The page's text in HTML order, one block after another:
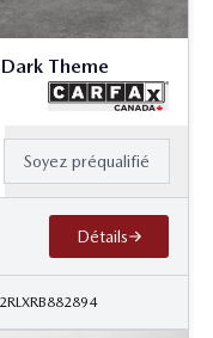
Theme
Soyez préqualifié
Détails